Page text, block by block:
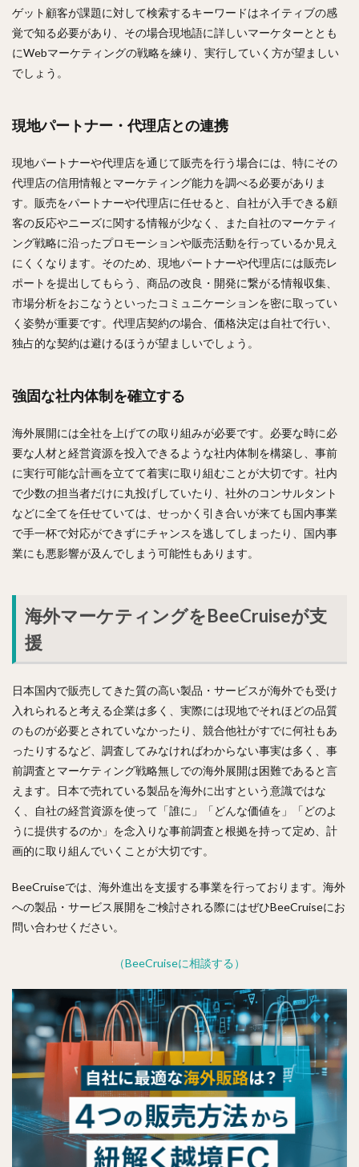
ゲット顧客が課題に対して検索するキーワードはネイティブの感
覚で知る必要があり、その場合現地語に詳しいマーケターととも
にWebマーケティングの戦略を練り、実行していく方が望ましい
でしょう。
現地パートナー・代理店との連携
現地パートナーや代理店を通じて販売を行う場合には、特にその
代理店の信用情報とマーケティング能力を調べる必要がありま
す。販売をパートナーや代理店に任せると、自社が入手できる顧
客の反応やニーズに関する情報が少なく、また自社のマーケティ
ング戦略に沿ったプロモーションや販売活動を行っているか見え
にくくなります。そのため、現地パートナーや代理店には販売レ
ポートを提出してもらう、商品の改良・開発に繋がる情報収集、
市場分析をおこなうといったコミュニケーションを密に取ってい
く姿勢が重要です。代理店契約の場合、価格決定は自社で行い、
独占的な契約は避けるほうが望ましいでしょう。
強固な社内体制を確立する
海外展開には全社を上げての取り組みが必要です。必要な時に必
要な人材と経営資源を投入できるような社内体制を構築し、事前
に実行可能な計画を立てて着実に取り組むことが大切です。社内
で少数の担当者だけに丸投げしていたり、社外のコンサルタント
などに全てを任せていては、せっかく引き合いが来ても国内事業
で手一杯で対応ができずにチャンスを逃してしまったり、国内事
業にも悪影響が及んでしまう可能性もあります。
海外マーケティングをBeeCruiseが支
援
日本国内で販売してきた質の高い製品・サービスが海外でも受け
入れられると考える企業は多く、実際には現地でそれほどの品質
のものが必要とされていなかったり、競合他社がすでに何社もあ
ったりするなど、調査してみなければわからない事実は多く、事
前調査とマーケティング戦略無しでの海外展開は困難であると言
えます。日本で売れている製品を海外に出すという意識ではな
く、自社の経営資源を使って「誰に」「どんな価値を」「どのよ
うに提供するのか」を念入りな事前調査と根拠を持って定め、計
画的に取り組んでいくことが大切です。
BeeCruiseでは、海外進出を支援する事業を行っております。海外
への製品・サービス展開をご検討される際にはぜひBeeCruiseにお
問い合わせください。
（BeeCruiseに相談する）